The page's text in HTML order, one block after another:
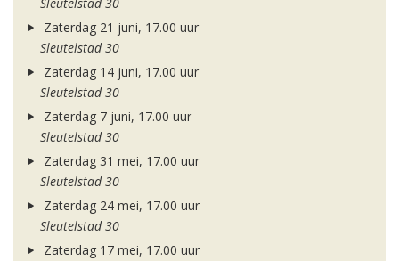
Sleutelstad 30
Zaterdag 21 juni, 17.00 uur
Sleutelstad 30
Zaterdag 14 juni, 17.00 uur
Sleutelstad 30
Zaterdag 7 juni, 17.00 uur
Sleutelstad 30
Zaterdag 31 mei, 17.00 uur
Sleutelstad 30
Zaterdag 24 mei, 17.00 uur
Sleutelstad 30
Zaterdag 17 mei, 17.00 uur